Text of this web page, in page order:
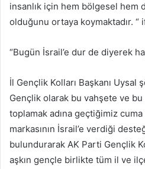
insanlık için hem bölgesel hem
olduğunu ortaya koymaktadır.
“Bugün İsrail’e dur de diyerek
İl Gençlik Kolları Başkanı Uysal
Gençlik olarak bu vahşete ve
toplamak adına geçtiğimiz
markasının İsrail’e verdiği
bulundurarak AK Parti Gençlik
aşkın gençle birlikte tüm il ve